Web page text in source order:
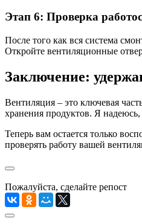
Этап 6: Проверка
После того как вся система
Откройте вентиляционные
Заключение:
Вентиляция – это ключевая
хранения продуктов. Я надеюсь,
Теперь вам остается только
проверять работу вашей
Пожалуйста, сделайте репост